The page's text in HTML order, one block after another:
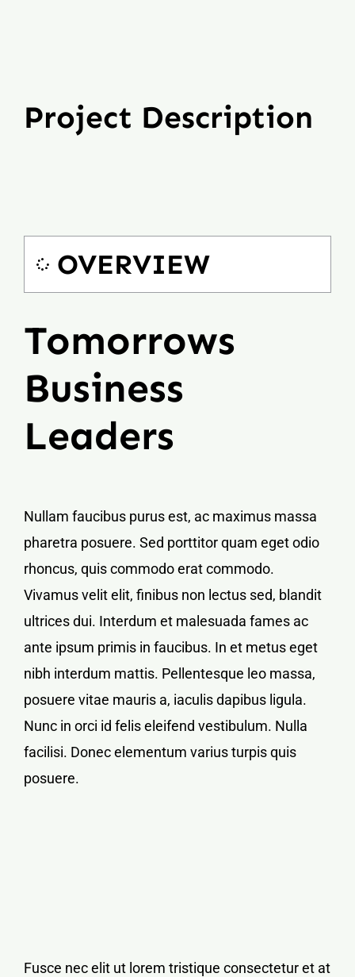
Project Description
OVERVIEW
Tomorrows
Business
Leaders
Nullam faucibus purus est, ac maximus massa
pharetra posuere. Sed porttitor quam eget odio
rhoncus, quis commodo erat commodo.
Vivamus velit elit, finibus non lectus sed, blandit
ultrices dui. Interdum et malesuada fames ac
ante ipsum primis in faucibus. In et metus eget
nibh interdum mattis. Pellentesque leo massa,
posuere vitae mauris a, iaculis dapibus ligula.
Nunc in orci id felis eleifend vestibulum. Nulla
facilisi. Donec elementum varius turpis quis
posuere.
Fusce nec elit ut lorem tristique consectetur et at